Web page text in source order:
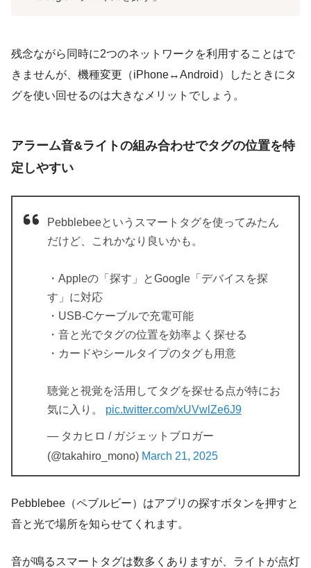
残念ながら同時に2つのネットワークを利用することはで
きませんが、機種変更（iPhone↔Android）したときにタ
グを使い回せるのは大きなメリットでしょう。
アラーム音&ライトの組み合わせでタグの位置を特
定しやすい
Pebblebeeというスマートタグを使ってみたん
だけど、これかなり良いかも。
・Appleの「探す」とGoogle「デバイスを探
す」に対応
・USB-Cケーブルで充電可能
・音と光でタグの位置を効率よく探せる
・カードやシールタイプのタグも用意
聴覚と視覚を活用してタグを探せる点が特にお
気に入り。 pic.twitter.com/xUVwlZe6J9
— タカヒロ / ガジェットブロガー
(@takahiro_mono) March 21, 2025
Pebblebee（ペブルビー）はアプリの探すボタンを押すと
音と光で場所を知らせてくれます。
音が鳴るスマートタグは数多くありますが、ライトが点灯